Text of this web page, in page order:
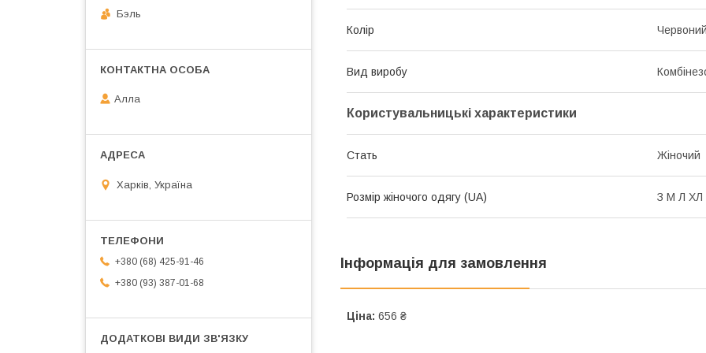
Колір
Вид виробу
Користувальницькі характеристики
Стать Жіночий
Розмір жіночого одягу (UA) З М Л ХЛ
Інформація для замовлення
Ціна: 656 ₴
Бэль
Алла
Харків, Україна
+380 (68) 425-91-46
+380 (93) 387-01-68